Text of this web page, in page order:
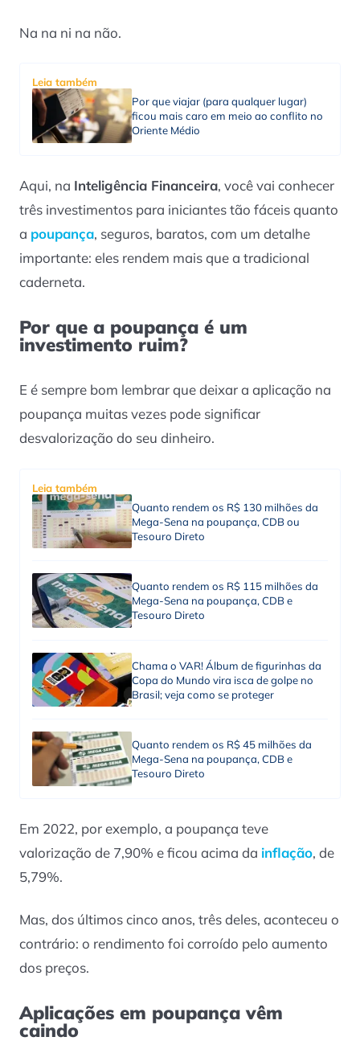
Na na ni na não.
Leia também
Por que viajar (para qualquer lugar)
ficou mais caro em meio ao conflito no
Oriente Médio
Aqui, na Inteligência Financeira, você vai conhecer
três investimentos para iniciantes tão fáceis quanto
a poupança, seguros, baratos, com um detalhe
importante: eles rendem mais que a tradicional
caderneta.
Por que a poupança é um
investimento ruim?
E é sempre bom lembrar que deixar a aplicação na
poupança muitas vezes pode significar
desvalorização do seu dinheiro.
Leia também
Quanto rendem os R$ 130 milhões da
Mega-Sena na poupança, CDB ou
Tesouro Direto
Quanto rendem os R$ 115 milhões da
Mega-Sena na poupança, CDB e
Tesouro Direto
Chama o VAR! Álbum de figurinhas da
Copa do Mundo vira isca de golpe no
Brasil; veja como se proteger
Quanto rendem os R$ 45 milhões da
Mega-Sena na poupança, CDB e
Tesouro Direto
Em 2022, por exemplo, a poupança teve
valorização de 7,90% e ficou acima da inflação, de
5,79%.
Mas, dos últimos cinco anos, três deles, aconteceu o
contrário: o rendimento foi corroído pelo aumento
dos preços.
Aplicações em poupança vêm
caindo